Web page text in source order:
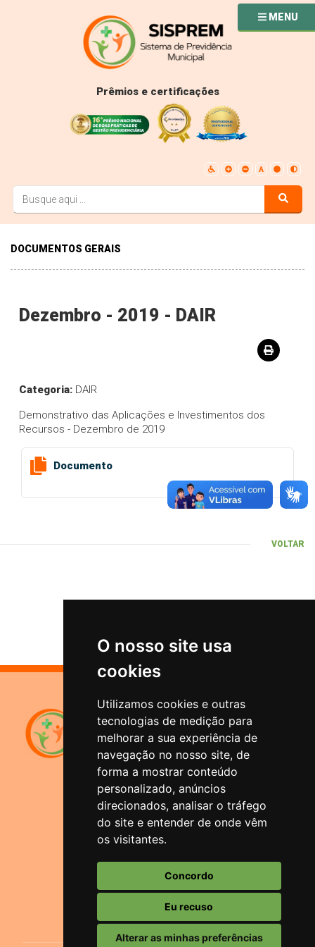
O nosso site usa
cookies
Utilizamos cookies e outras
tecnologias de medição para
melhorar a sua experiência de
navegação no nosso site, de
forma a mostrar conteúdo
personalizado, anúncios
direcionados, analisar o tráfego
do site e entender de onde vêm
os visitantes.
Concordo
Eu recuso
Alterar as minhas preferências
Prêmios e certificações
MENU
DOCUMENTOS GERAIS
Dezembro - 2019 - DAIR
Categoria: DAIR
Demonstrativo das Aplicações e Investimentos dos
Recursos - Dezembro de 2019
Documento
VOLTAR
Sistema de Previdência
Municipal
Santana do Livramento
Rua Duque de Caxias, 1644
Bairro Centro - Santana do
Livramento/RS
Atendimento
(55) 3242-1966 ou (55) 3241-5074
13hs.